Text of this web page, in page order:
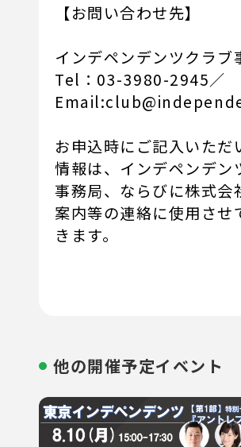
【お問い合わせ先】
インデペンデンツクラブ
Tel：03-3980-2945／
お申込時にご記入いただ
情報は、インデペンデン
事務局、ならびに株式会
案内等の連絡に使用させ
きます。
他の開催予定イベント